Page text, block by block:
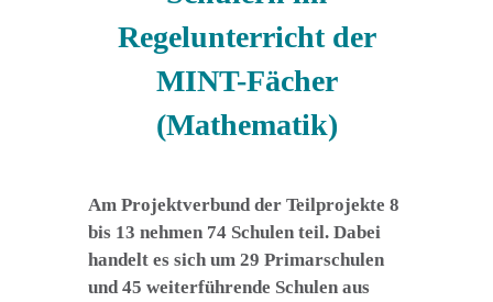
Regelunterricht der
MINT-Fächer
(Mathematik)
Am Projektverbund der Teilprojekte 8
bis 13 nehmen 74 Schulen teil. Dabei
handelt es sich um 29 Primarschulen
und 45 weiterführende Schulen aus